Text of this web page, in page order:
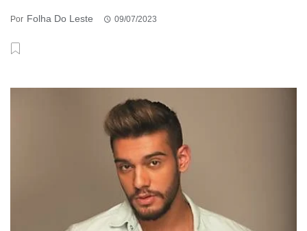
Por Folha Do Leste 09/07/2023